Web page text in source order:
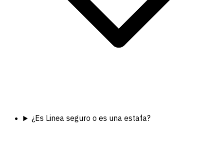
¿Es Linea seguro o es una estafa?